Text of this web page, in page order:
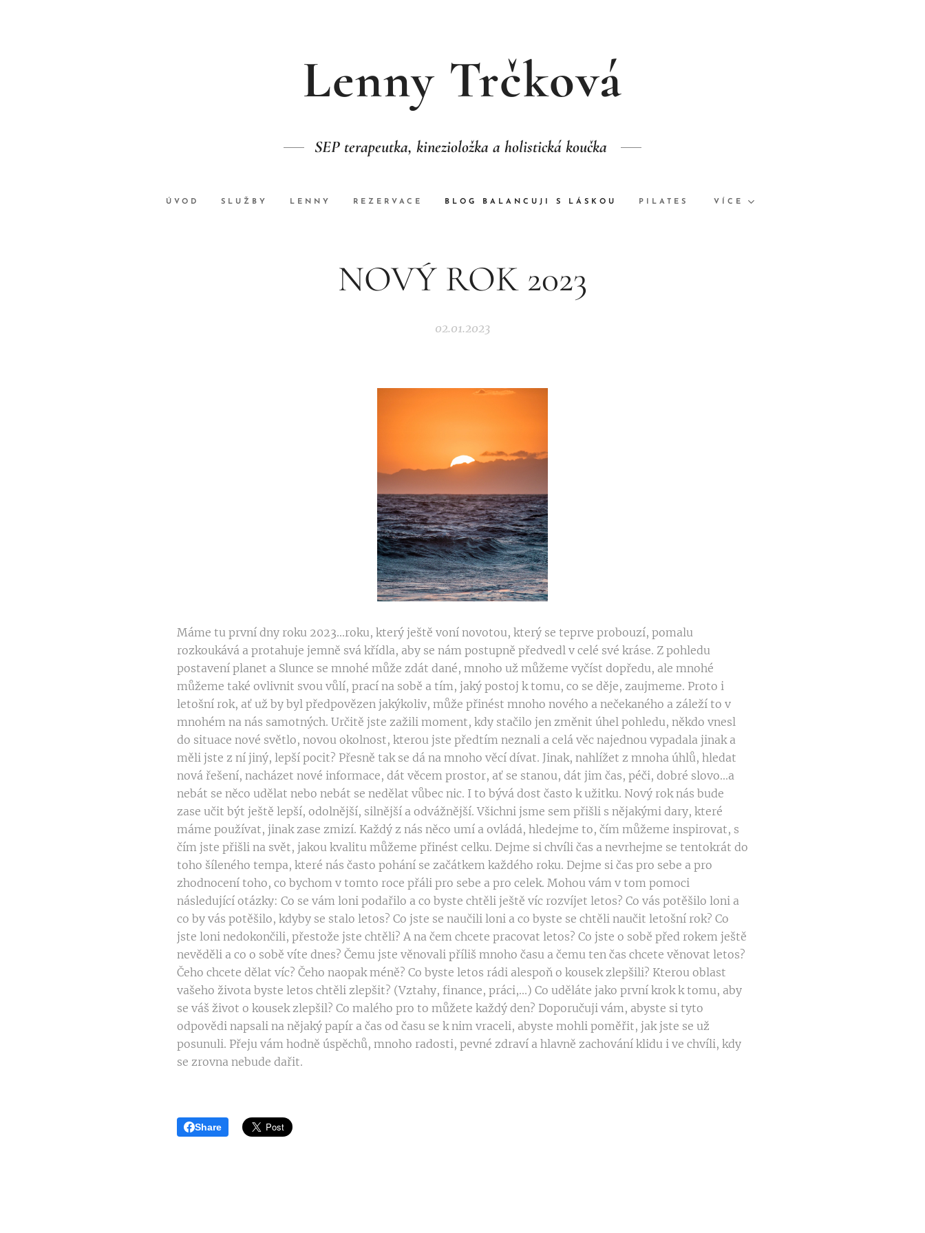
Lenny Trčková
SEP terapeutka, kinezioložka a holistická koučka
ÚVOD SLUŽBY LENNY REZERVACE BLOG BALANCUJI S LÁSKOU PILATES VÍCE
NOVÝ ROK 2023
02.01.2023
Máme tu první dny roku 2023...roku, který ještě voní novotou, který se teprve probouzí, pomalu
rozkoukává a protahuje jemně svá křídla, aby se nám postupně předvedl v celé své kráse. Z pohledu
postavení planet a Slunce se mnohé může zdát dané, mnoho už můžeme vyčíst dopředu, ale mnohé
můžeme také ovlivnit svou vůlí, prací na sobě a tím, jaký postoj k tomu, co se děje, zaujmeme. Proto i
letošní rok, ať už by byl předpovězen jakýkoliv, může přinést mnoho nového a nečekaného a záleží to v
mnohém na nás samotných. Určitě jste zažili moment, kdy stačilo jen změnit úhel pohledu, někdo vnesl
do situace nové světlo, novou okolnost, kterou jste předtím neznali a celá věc najednou vypadala jinak a
měli jste z ní jiný, lepší pocit? Přesně tak se dá na mnoho věcí dívat. Jinak, nahlížet z mnoha úhlů, hledat
nová řešení, nacházet nové informace, dát věcem prostor, ať se stanou, dát jim čas, péči, dobré slovo...a
nebát se něco udělat nebo nebát se nedělat vůbec nic. I to bývá dost často k užitku. Nový rok nás bude
zase učit být ještě lepší, odolnější, silnější a odvážnější. Všichni jsme sem přišli s nějakými dary, které
máme používat, jinak zase zmizí. Každý z nás něco umí a ovládá, hledejme to, čím můžeme inspirovat, s
čím jste přišli na svět, jakou kvalitu můžeme přinést celku. Dejme si chvíli čas a nevrhejme se tentokrát do
toho šíleného tempa, které nás často pohání se začátkem každého roku. Dejme si čas pro sebe a pro
zhodnocení toho, co bychom v tomto roce přáli pro sebe a pro celek. Mohou vám v tom pomoci
následující otázky: Co se vám loni podařilo a co byste chtěli ještě víc rozvíjet letos? Co vás potěšilo loni a
co by vás potěšilo, kdyby se stalo letos? Co jste se naučili loni a co byste se chtěli naučit letošní rok? Co
jste loni nedokončili, přestože jste chtěli? A na čem chcete pracovat letos? Co jste o sobě před rokem ještě
nevěděli a co o sobě víte dnes? Čemu jste věnovali příliš mnoho času a čemu ten čas chcete věnovat letos?
Čeho chcete dělat víc? Čeho naopak méně? Co byste letos rádi alespoň o kousek zlepšili? Kterou oblast
vašeho života byste letos chtěli zlepšit? (Vztahy, finance, práci,...) Co uděláte jako první krok k tomu, aby
se váš život o kousek zlepšil? Co malého pro to můžete každý den? Doporučuji vám, abyste si tyto
odpovědi napsali na nějaký papír a čas od času se k nim vraceli, abyste mohli poměřit, jak jste se už
posunuli. Přeju vám hodně úspěchů, mnoho radosti, pevné zdraví a hlavně zachování klidu i ve chvíli, kdy
se zrovna nebude dařit.
Share